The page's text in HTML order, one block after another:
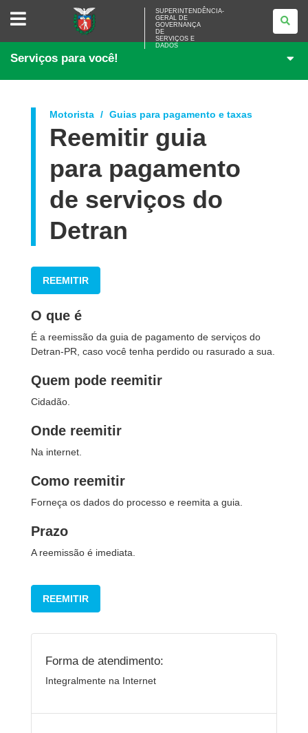
SUPERINTENDÊNCIA-
<BR>GOVERNANÇA
SERVIÇOS
DADOS
SUPERINTENDÊNCIA-
GERAL DE
GOVERNANÇA
DE
SERVIÇOS E
DADOS
Serviços para você!
Motorista Guias para pagamento e taxas
Reemitir guia
para pagamento
de serviços do
Detran
REEMITIR
O que é
É a reemissão da guia de pagamento de serviços do
Detran-PR, caso você tenha perdido ou rasurado a sua.
Quem pode reemitir
Cidadão.
Onde reemitir
Na internet.
Como reemitir
Forneça os dados do processo e reemita a guia.
Prazo
A reemissão é imediata.
REEMITIR
Forma de atendimento:
Integralmente na Internet